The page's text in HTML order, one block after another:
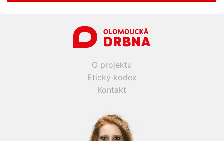
O projektu
Etický kodex
Kontakt